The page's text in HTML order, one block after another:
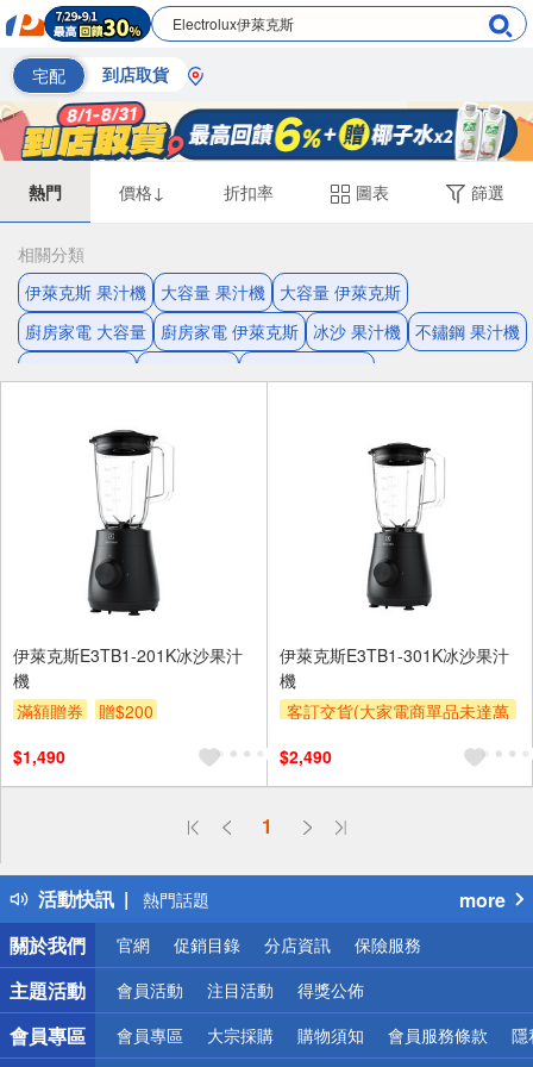
宅配 到店取貨
熱門 價格↓ 折扣率 圖表 篩選
相關分類
伊萊克斯 果汁機
大容量 果汁機
大容量 伊萊克斯
廚房家電 大容量
廚房家電 伊萊克斯 冰沙 果汁機 不鏽鋼 果汁機
伊萊克斯E3TB1-201K冰沙果汁
機
滿額贈券
贈$200
$1,490
伊萊克斯E3TB1-301K冰沙果汁
機
客訂交貨(大家電商單品未達萬
區費另計,實際收費以專人聯絡
報價為主)
$2,490
1
活動快訊
偏遠地區配送
得獎公告
熱門話題
銀行優惠
偏遠地區配送
詐騙網頁！請小心！
more
關於我們
官網 促銷目錄 分店資訊 保險服務
主題活動 會員活動 注目活動 得獎公佈
會員專區 會員專區 大宗採購 購物須知 會員服務條款 隱